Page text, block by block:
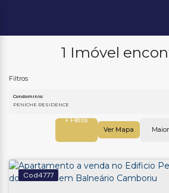
1 Imóvel
Condomínio:
Ver Mapa
4777